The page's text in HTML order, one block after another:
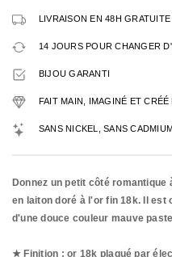
LIVRAISON EN 48H
14 JOURS POUR CHANGER
BIJOU GARANTI
FAIT MAIN, IMAGINÉ ET CRÉÉ
SANS NICKEL, SANS
Donnez un petit côté
en laiton doré à l'or fin 18k. Il
d'une douce couleur mauve
★ Finition : or 18k plaqué par